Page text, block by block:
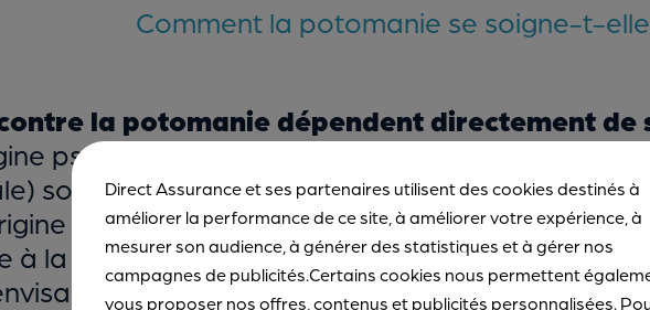
Comment la potomanie se soigne-t-
la potomanie dépendent directement de
psychologique, une psychothérapie ou un
sont tout indiqués afin de trouver l’élément
physiologique, la maladie en cause doit être
à la prise d’un médicament, le médecin peut
l’arrêt du traitement.
Direct Assurance et ses partenaires utilisent des cookies destinés à
améliorer la performance de ce site, à améliorer votre expérience, à
mesurer son audience, à générer des statistiques et à gérer nos
campagnes de publicités.Certains cookies nous permettent
vous proposer nos offres, contenus et publicités personnalisées.